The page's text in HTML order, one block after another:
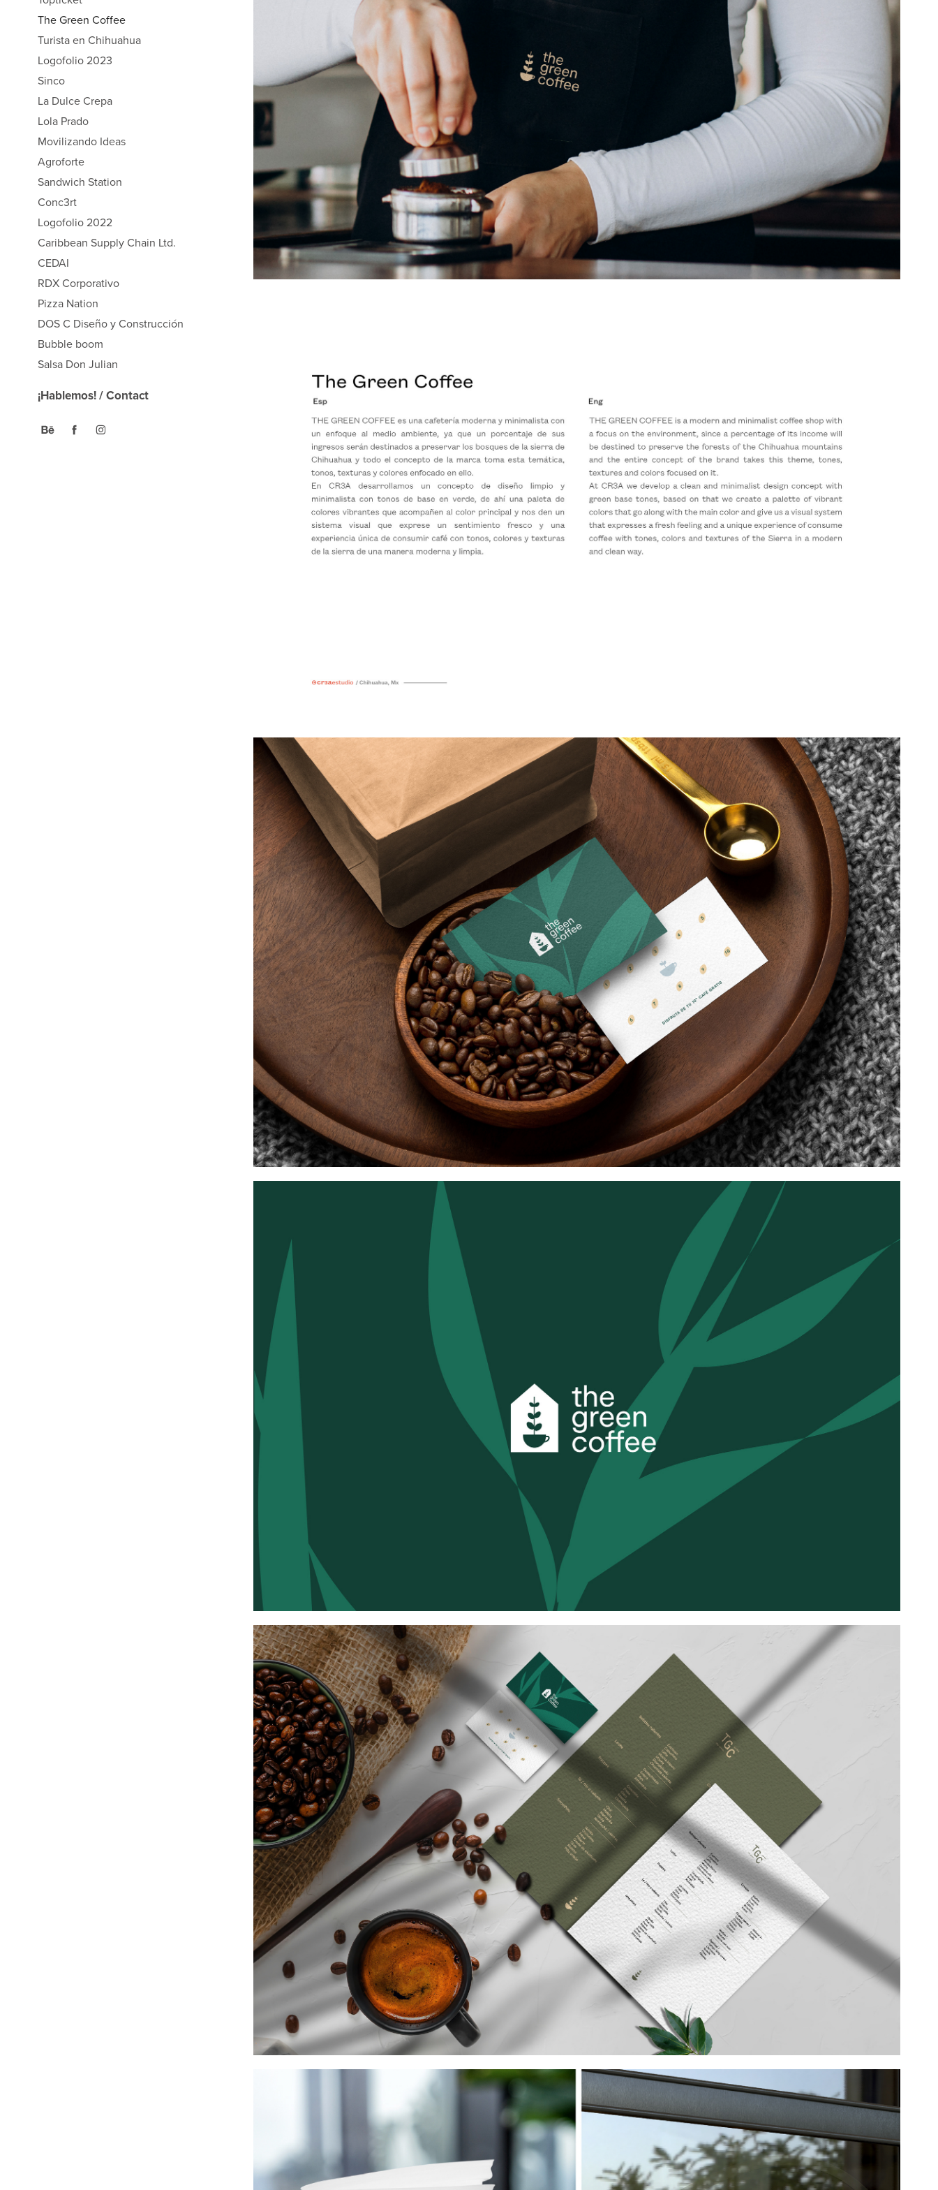
The Green Coffee
Turista en Chihuahua
Logofolio 2023
Sinco
La Dulce Crepa
Lola Prado
Movilizando Ideas
Agroforte
Sandwich Station
Conc3rt
Logofolio 2022
Caribbean Supply Chain Ltd.
CEDAI
RDX Corporativo
Pizza Nation
DOS C Diseño y Construcción
Bubble boom
Salsa Don Julian
¡Hablemos! / Contact